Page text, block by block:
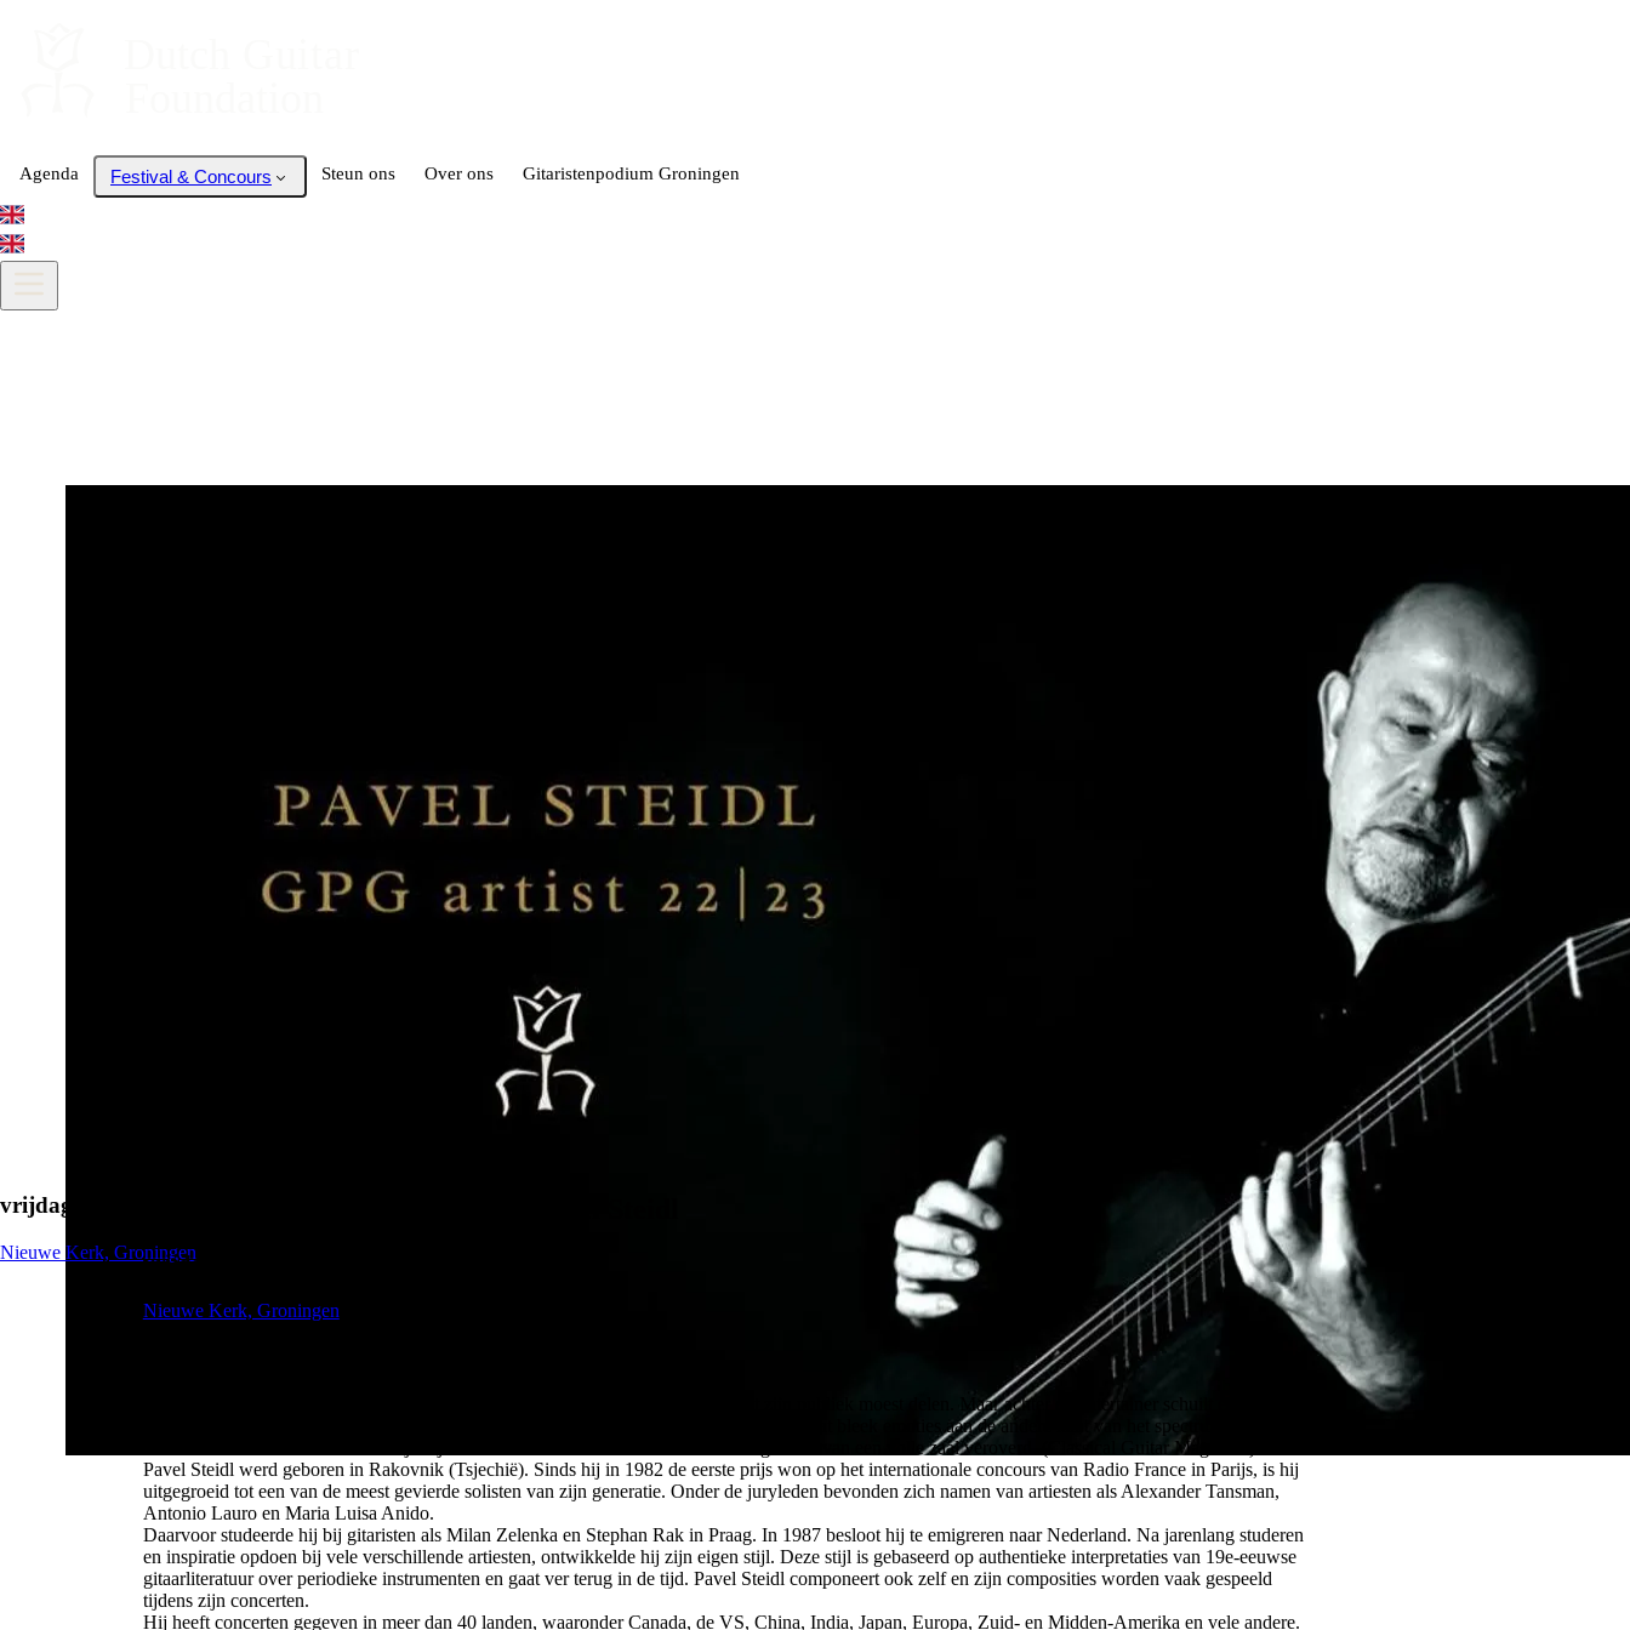
Agenda Festival & Concours Steun ons Over ons Gitaristenpodium Groningen
vrijdag 2 juni 2023
Nieuwe Kerk, Groningenvrijdag 2 juni 2023
Nieuwe Kerk, Groningen
Hier was een gitarist die wist hoe hij met de muziek moest lachen en de grap met zijn publiek moest delen. Maar achter de entertainer schuilt een serieuze
artiest, wiens uitgebreide compositie ter nagedachtenis aan Jana Obrovska volledig in staat bleek emoties aan de andere kant van het spectrum te beroeren.
Nooit was een staande ovatie zo rijkelijk verdiend. Pavel Steidl had de harten en geesten van een volle zaal veroverd. (Classical Guitar Magazine)
Pavel Steidl werd geboren in Rakovnik (Tsjechië). Sinds hij in 1982 de eerste prijs won op het internationale concours van Radio France in Parijs, is hij
uitgegroeid tot een van de meest gevierde solisten van zijn generatie. Onder de juryleden bevonden zich namen van artiesten als Alexander Tansman,
Antonio Lauro en Maria Luisa Anido.
Daarvoor studeerde hij bij gitaristen als Milan Zelenka en Stephan Rak in Praag. In 1987 besloot hij te emigreren naar Nederland. Na jarenlang studeren
en inspiratie opdoen bij vele verschillende artiesten, ontwikkelde hij zijn eigen stijl. Deze stijl is gebaseerd op authentieke interpretaties van 19e-eeuwse
gitaarliteratuur over periodieke instrumenten en gaat ver terug in de tijd. Pavel Steidl componeert ook zelf en zijn composities worden vaak gespeeld
tijdens zijn concerten.
Hij heeft concerten gegeven in meer dan 40 landen, waaronder Canada, de VS, China, India, Japan, Europa, Zuid- en Midden-Amerika en vele andere.